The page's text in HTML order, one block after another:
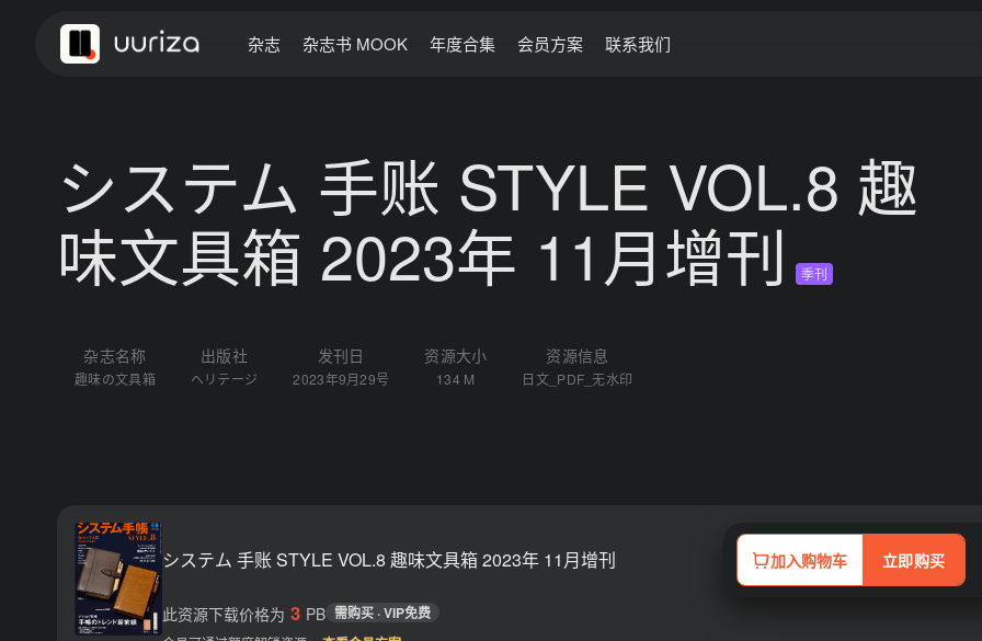
杂志 杂志书 MOOK 年度合集 会员方案 联系我们
システム 手账 STYLE VOL.8 趣
味文具箱 2023年 11月增刊
季刊
杂志名称
趣味の文具箱
出版社
ヘリテージ
发刊日
2023年9月29号
资源大小
134 M
资源信息
日文_PDF_无水印
システム 手账 STYLE VOL.8 趣味文具箱 2023年 11月增刊 加入购物车 立即购买
此资源下载价格为 3 PB 需购买 · VIP免费